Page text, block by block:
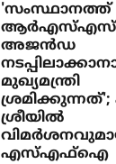
'സംസ്ഥാനത്ത്
ആർഎസ്എസ്
അജൻഡ
മുഖ‍്യമന്ത്രി
ശ്രമിക്കുന്നത്';
ശ്രീയിൽ
എസ്എഫ്ഐ